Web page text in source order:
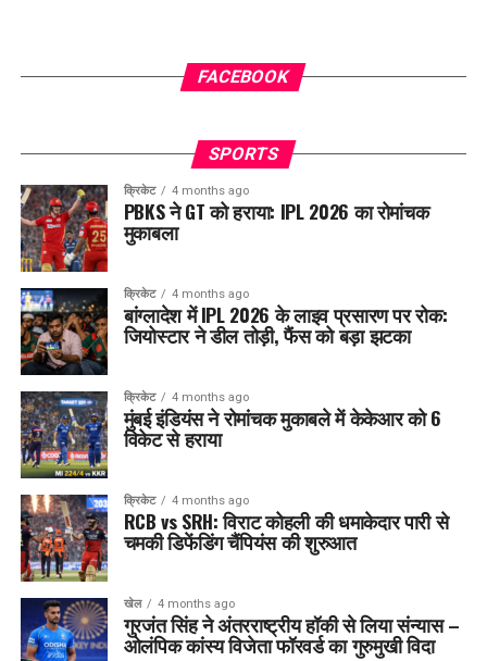
FACEBOOK
SPORTS
क्रिकेट 4 months ago
PBKS ने GT को हराया: IPL 2026 का रोमांचक
मुकाबला
क्रिकेट 4 months ago
बांग्लादेश में IPL 2026 के लाइव प्रसारण पर रोक:
जियोस्टार ने डील तोड़ी, फैंस को बड़ा झटका
क्रिकेट 4 months ago
मुंबई इंडियंस ने रोमांचक मुकाबले में केकेआर को 6
विकेट से हराया
क्रिकेट 4 months ago
RCB vs SRH: विराट कोहली की धमाकेदार पारी से
चमकी डिफेंडिंग चैंपियंस की शुरुआत
खेल 4 months ago
गुरजंत सिंह ने अंतरराष्ट्रीय हॉकी से लिया संन्यास –
ओलंपिक कांस्य विजेता फॉरवर्ड का गुरुमुखी विदा